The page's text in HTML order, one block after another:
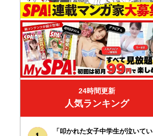
24時間更新
人気ランキング
「叩かれた女子中学生が泣いてい